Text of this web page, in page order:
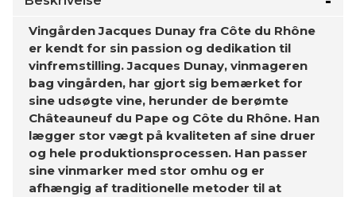
Vingården Jacques Dunay fra Côte du Rhône
er kendt for sin passion og dedikation til
vinfremstilling. Jacques Dunay, vinmageren
bag vingården, har gjort sig bemærket for
sine udsøgte vine, herunder de berømte
Châteauneuf du Pape og Côte du Rhône. Han
lægger stor vægt på kvaliteten af ​​sine druer
og hele produktionsprocessen. Han passer
sine vinmarker med stor omhu og er
afhængig af traditionelle metoder til at